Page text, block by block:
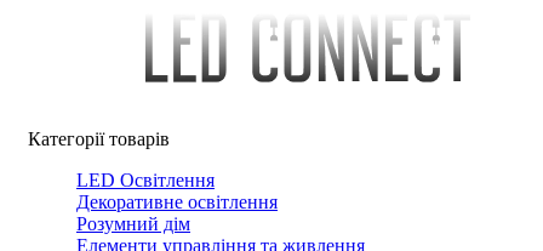
Категорії товарів
LED Освітлення
Декоративне освітлення
Розумний дім
Елементи управління та живлення